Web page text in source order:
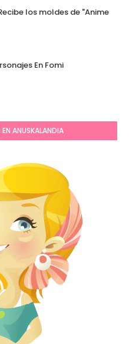
los moldes de "Anime
En Fomi
ANUSKALANDIA